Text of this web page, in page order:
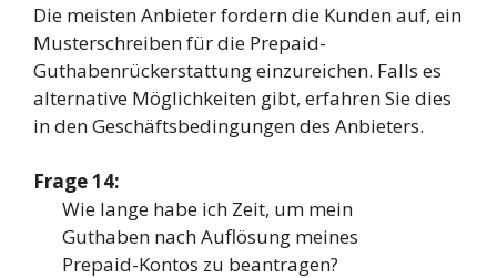
Die meisten Anbieter fordern die Kunden auf, ein
Musterschreiben für die Prepaid-
Guthabenrückerstattung einzureichen. Falls es
alternative Möglichkeiten gibt, erfahren Sie dies
in den Geschäftsbedingungen des Anbieters.
Frage 14:
Wie lange habe ich Zeit, um mein
Guthaben nach Auflösung meines
Prepaid-Kontos zu beantragen?